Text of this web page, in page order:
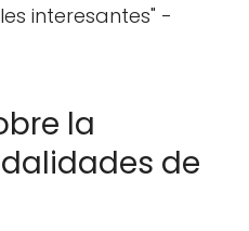
interesantes" -
la
de